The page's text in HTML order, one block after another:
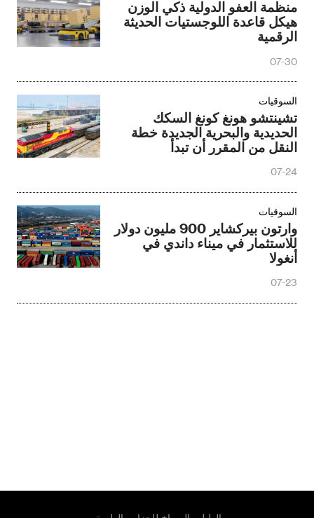
منظمة العفو الدولية ذكي الوزن
هيكل قاعدة اللوجستيات الحديثة
الرقمية
07-30
السوقيات
تشينتشو هونغ كونغ السكك
الحديدية والبحرية الجديدة خطة
النقل من المقرر أن تبدأ
07-24
السوقيات
وارتون بيركشاير 900 مليون دولار
للاستثمار في ميناء داندي في
أنغولا
07-23